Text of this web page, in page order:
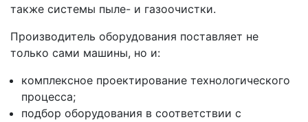
также системы пыле- и газоочистки.
Производитель оборудования поставляет не
только сами машины, но и:
комплексное проектирование технологического
процесса;
подбор оборудования в соответствии с